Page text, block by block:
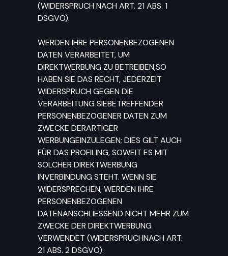
(WIDERSPRUCH NACH ART. 21 ABS. 1
DSGVO).
WERDEN IHRE PERSONENBEZOGENEN
DATEN VERARBEITET, UM
DIREKTWERBUNG ZU BETREIBEN,SO
HABEN SIE DAS RECHT, JEDERZEIT
WIDERSPRUCH GEGEN DIE
VERARBEITUNG SIEBETREFFENDER
PERSONENBEZOGENER DATEN ZUM
ZWECKE DERARTIGER
WERBUNGEINZULEGEN; DIES GILT AUCH
FÜR DAS PROFILING, SOWEIT ES MIT
SOLCHER DIREKTWERBUNG
INVERBINDUNG STEHT. WENN SIE
WIDERSPRECHEN, WERDEN IHRE
PERSONENBEZOGENEN
DATENANSCHLIESSEND NICHT MEHR ZUM
ZWECKE DER DIREKTWERBUNG
VERWENDET (WIDERSPRUCHNACH ART.
21 ABS. 2 DSGVO).